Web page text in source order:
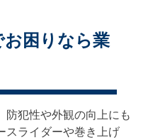
困りなら業
防犯性や外観の向上にも
スライダーや巻き上げ